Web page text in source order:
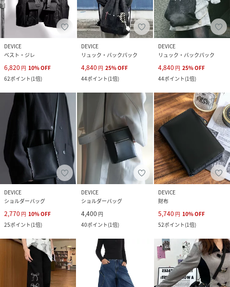
DEVICE
ベスト・ジレ
6,820 円 10%OFF
62ポイント(1倍)
DEVICE
リュック・バックパック
4,840 円 25%OFF
44ポイント(1倍)
DEVICE
リュック・バックパック
4,840 円 25%OFF
44ポイント(1倍)
DEVICE
ショルダーバッグ
2,770 円 10%OFF
25ポイント(1倍)
DEVICE
ショルダーバッグ
4,400 円
40ポイント(1倍)
DEVICE
財布
5,740 円 10%OFF
52ポイント(1倍)